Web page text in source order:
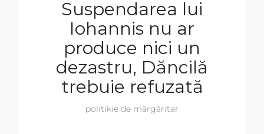
Suspendarea lui
Iohannis nu ar
produce nici un
dezastru, Dăncilă
trebuie refuzată
politikie de mărgăritar